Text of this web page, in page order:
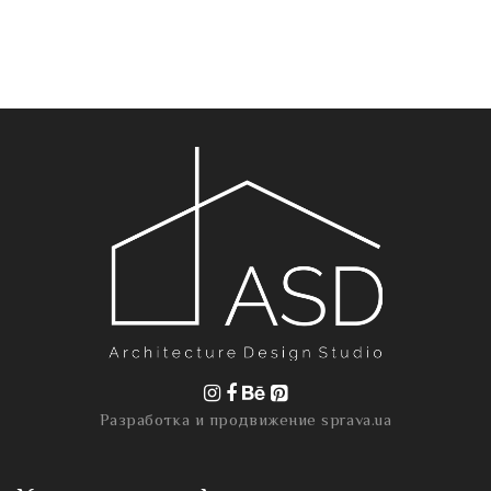
Разработка и продвижениеsprava.ua